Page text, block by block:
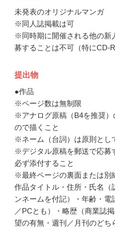
未発表のオリジナルマンガ
※同人誌掲載は可
※同時期に開催される他の新
募することは不可（特にCD-
提出物
●作品
※ページ数は無制限
※アナログ原稿（B4を推奨）
ので描くこと
※ネーム（台詞）は原則とし
※デジタル原稿を郵送で応募
必ず添付すること
※最終ページの裏面または別
作品タイトル・住所・氏名
ンネームを付記）・年齢・
／PCとも）・略歴（商業誌
望の有無・週刊／月刊のどち